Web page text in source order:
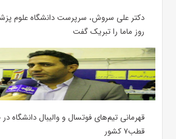
دکتر علی سروش، سرپرست دانشگاه علوم
روز ماما را تبریک گفت
قهرمانی تیم‌های فوتسال و والیبال دانشگاه
قطب۷ کشور